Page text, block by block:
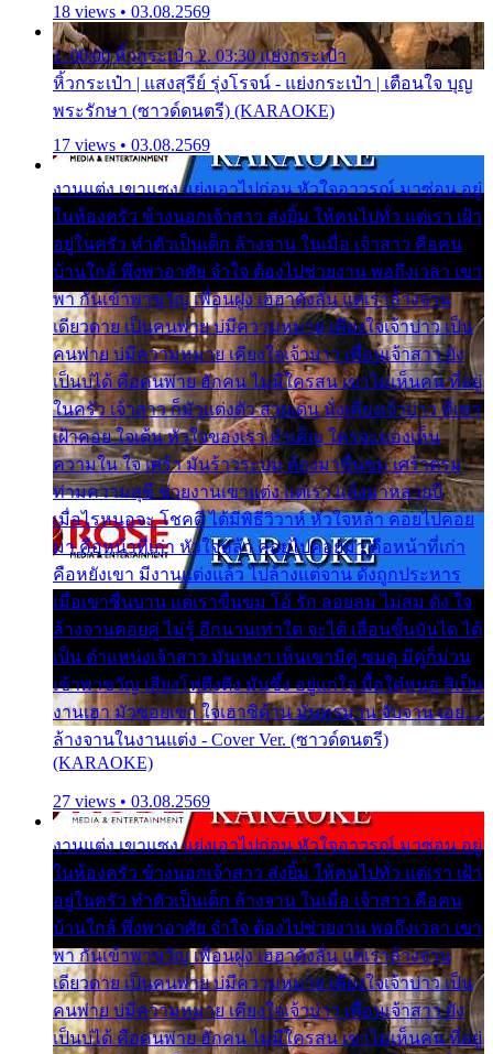
18 views • 03.08.2569
1. 00:00 หิ้วกระเป๋า 2. 03:30 แย่งกระเป๋า
หิ้วกระเป๋า | แสงสุรีย์ รุ่งโรจน์ - แย่งกระเป๋า | เตือนใจ บุญ
พระรักษา (ซาวด์ดนตรี) (KARAOKE)
17 views • 03.08.2569
งานแต่ง เขาแซง แย่งเอาไปก่อน หัวใจอาวรณ์ มาซ่อน อยู่
ในห้องครัว ข้างนอกเจ้าสาว ส่งยิ้ม ให้คนไปทั่ว แต่เรา เฝ้า
อยู่ในครัว ทำตัวเป็นเด็ก ล้างจาน ในเมื่อ เจ้าสาว คือคน
บ้านใกล้ พึ่งพาอาศัย จำใจ ต้องไปช่วยงาน พอถึงเวลา เขา
พา กันเข้าพาขวัญ เพื่อนฝูง เฮฮาดังลั่น แต่เราล้างจาน
เดียวดาย เป็นคนพ่าย บ่มีความหมาย เคียงใจเจ้าบ่าว เป็น
คนพ่าย บ่มีความหมาย เคียงใจเจ้าบ่าว เพื่อนเจ้าสาว ยัง
เป็นบ่ได้ คือคนพ่าย ฮักคน ไม่มีใครสน เขาไม่เห็นคน ที่อยู่
ในครัว เจ้าสาว ก็มัวแต่งตัว สวยเด่น นั่งเคียงเจ้าบ่าว ที่เขา
เฝ้าคอย ใจเต้น หัวใจของเรา ลำเค็ญ ใครจะมองเห็น
ความใน ใจ เศร้า มันร้าวระบม ต้องมาขื่นขม เศร้าตรม
ท่ามความสุขี ช่วยงานเขาแต่ง แต่เรา แล้งมาหลายปี
เมื่อไรหนอจะ โชคดี ได้มีพิธีวิวาห์ หัวใจหล้า คอยไปคอย
มา คือหน้าที่เก่า หัวใจหล้า คอยไปคอยมา คือหน้าที่เก่า
คือหยังเขา มีงานแต่งแล้ว ไปล้างแต่จาน ดั่งถูกประหาร
เมื่อเขาชื่นบาน แต่เราขื่นขม โอ้ รัก ลอยลม ไม่สม ดัง ใจ
ล้างจานคอยคู่ ไม่รู้ อีกนานเท่าใด จะได้ เลื่อนขั้นบันได ได้
เป็น ตำแหน่งเจ้าสาว มันเหงา เห็นเขามีคู่ ซมดู มีคู่ก็ม่วน
เข้าพาขวัญ เสียงโห่ตึงตึง มันซึ้ง อยู่แก่ใจ มื้อใด๋หนอ สิเป็น
งานเฮา มัวซอยเขา ใจเฮาซิด้าน มันทรมาน จับจาน เอย…
ล้างจานในงานแต่ง - Cover Ver. (ซาวด์ดนตรี)
(KARAOKE)
27 views • 03.08.2569
งานแต่ง เขาแซง แย่งเอาไปก่อน หัวใจอาวรณ์ มาซ่อน อยู่
ในห้องครัว ข้างนอกเจ้าสาว ส่งยิ้ม ให้คนไปทั่ว แต่เรา เฝ้า
อยู่ในครัว ทำตัวเป็นเด็ก ล้างจาน ในเมื่อ เจ้าสาว คือคน
บ้านใกล้ พึ่งพาอาศัย จำใจ ต้องไปช่วยงาน พอถึงเวลา เขา
พา กันเข้าพาขวัญ เพื่อนฝูง เฮฮาดังลั่น แต่เราล้างจาน
เดียวดาย เป็นคนพ่าย บ่มีความหมาย เคียงใจเจ้าบ่าว เป็น
คนพ่าย บ่มีความหมาย เคียงใจเจ้าบ่าว เพื่อนเจ้าสาว ยัง
เป็นบ่ได้ คือคนพ่าย ฮักคน ไม่มีใครสน เขาไม่เห็นคน ที่อยู่